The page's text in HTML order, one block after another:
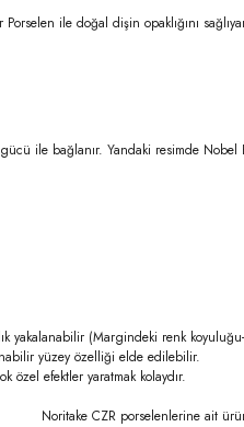
ile doğal dişin opaklığını
ile bağlanır. Yandaki resimde
yakalanabilir (Margindeki renk
yüzey özelliği elde edilebilir.
özel efektler yaratmak kolaydır.
Noritake CZR porselenlerine ait